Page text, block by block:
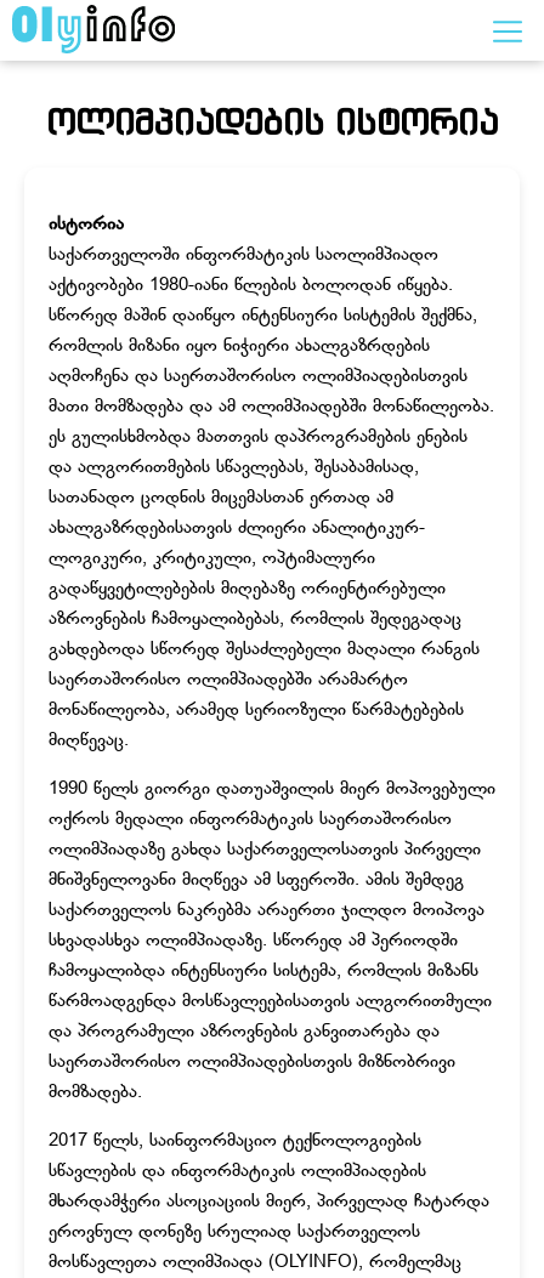
ოლიმპიადების ისტორია
ისტორია
საქართველოში ინფორმატიკის საოლიმპიადო
აქტივობები 1980-იანი წლების ბოლოდან იწყება.
სწორედ მაშინ დაიწყო ინტენსიური სისტემის შექმნა,
რომლის მიზანი იყო ნიჭიერი ახალგაზრდების
აღმოჩენა და საერთაშორისო ოლიმპიადებისთვის
მათი მომზადება და ამ ოლიმპიადებში მონაწილეობა.
ეს გულისხმობდა მათთვის დაპროგრამების ენების
და ალგორითმების სწავლებას, შესაბამისად,
სათანადო ცოდნის მიცემასთან ერთად ამ
ახალგაზრდებისათვის ძლიერი ანალიტიკურ-
ლოგიკური, კრიტიკული, ოპტიმალური
გადაწყვეტილებების მიღებაზე ორიენტირებული
აზროვნების ჩამოყალიბებას, რომლის შედეგადაც
გახდებოდა სწორედ შესაძლებელი მაღალი რანგის
საერთაშორისო ოლიმპიადებში არამარტო
მონაწილეობა, არამედ სერიოზული წარმატებების
მიღწევაც.
1990 წელს გიორგი დათუაშვილის მიერ მოპოვებული
ოქროს მედალი ინფორმატიკის საერთაშორისო
ოლიმპიადაზე გახდა საქართველოსათვის პირველი
მნიშვნელოვანი მიღწევა ამ სფეროში. ამის შემდეგ
საქართველოს ნაკრებმა არაერთი ჯილდო მოიპოვა
სხვადასხვა ოლიმპიადაზე. სწორედ ამ პერიოდში
ჩამოყალიბდა ინტენსიური სისტემა, რომლის მიზანს
წარმოადგენდა მოსწავლეებისათვის ალგორითმული
და პროგრამული აზროვნების განვითარება და
საერთაშორისო ოლიმპიადებისთვის მიზნობრივი
მომზადება.
2017 წელს, საინფორმაციო ტექნოლოგიების
სწავლების და ინფორმატიკის ოლიმპიადების
მხარდამჭერი ასოციაციის მიერ, პირველად ჩატარდა
ეროვნულ დონეზე სრულიად საქართველოს
მოსწავლეთა ოლიმპიადა (OLYINFO), რომელმაც